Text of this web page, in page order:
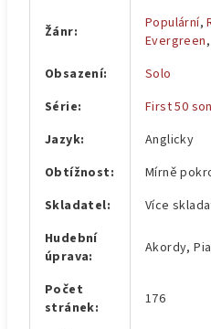
Žánr: Populární,
Evergreen
Obsazení:
Solo
Série:
First 50
Jazyk:
Anglicky
Obtížnost:
Mírně
Skladatel:
Více
Hudební
úprava: Akordy,
Počet
stránek: 176